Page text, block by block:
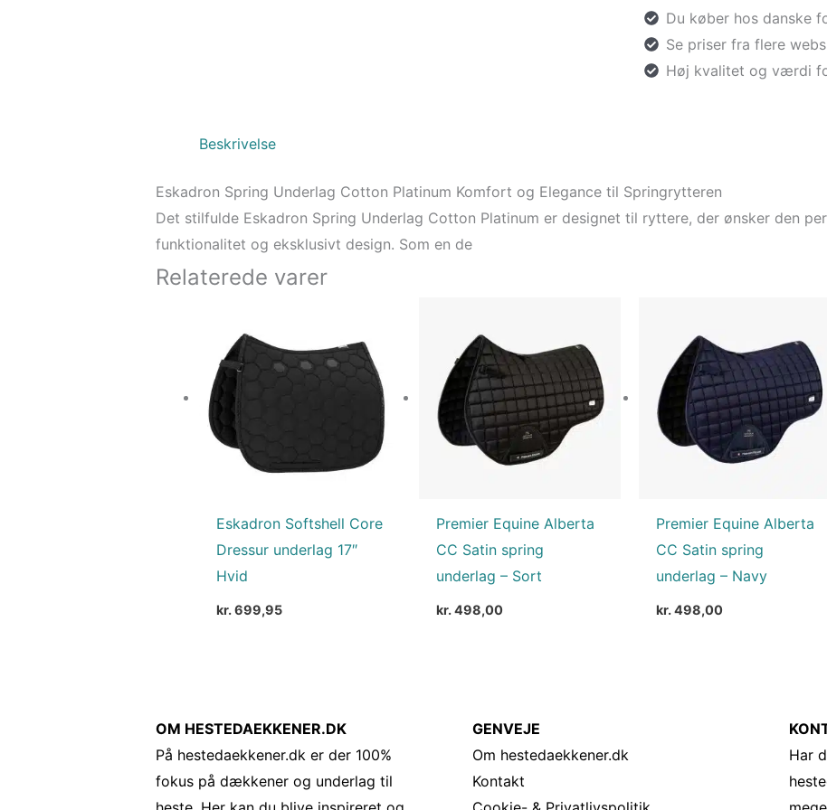
Du køber hos danske
Se priser fra flere
Høj kvalitet og værdi
Beskrivelse
Eskadron Spring Underlag Cotton Platinum Komfort og Elegance til Springrytteren
Det stilfulde Eskadron Spring Underlag Cotton Platinum er designet til ryttere, der ønsker den
funktionalitet og eksklusivt design. Som en de
Relaterede varer
Eskadron Softshell Core
Dressur underlag 17″
Hvid
kr.699,95
Premier Equine Alberta
CC Satin spring
underlag – Sort
kr.498,00
Premier Equine Alberta
CC Satin spring
underlag – Navy
kr.498,00
OM HESTEDAEKKENER.DK
På hestedaekkener.dk er der 100%
fokus på dækkener og underlag til
GENVEJE
Om hestedaekkener.dk
Kontakt
Har